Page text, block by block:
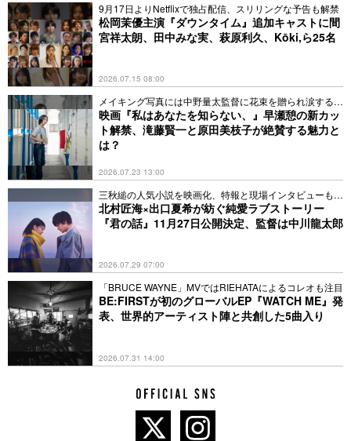
9月17日よりNetflixで独占配信、スリリングな予告も解禁
松岡茉優主演『ダウンタイム』追加キャストに間
宮祥太朗、田中みな実、萩原利久、Kōki,ら25名
2026.07.15 08:00
メイキング写真には中野量太監督に花束を贈られ涙する姿
も
映画『私はあなたを知らない、』早瀬憩の新カッ
ト解禁、滝藤賢一と原田美枝子が絶賛する魅力と
は？
2026.07.23 13:00
三秋縋の人気小説を映画化、特報と現場インタビューも解
禁
北村匠海×出口夏希が紡ぐ純愛ラブストーリー
『君の話』11月27日公開決定、監督は中川龍太郎
2026.07.29 07:00
「BRUCE WAYNE」MVではRIEHATAによるコレオも注目
BE:FIRSTが初のグローバルEP『WATCH ME』発
表、世界的アーティスト陣と共創した5曲入り
2026.07.31 14:00